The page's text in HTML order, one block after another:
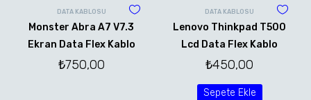
DATA KABLOSU
Monster Abra A7 V7.3
Ekran Data Flex Kablo
₺750,00
DATA KABLOSU
Lenovo Thinkpad T500
Lcd Data Flex Kablo
₺450,00
Sepete Ekle